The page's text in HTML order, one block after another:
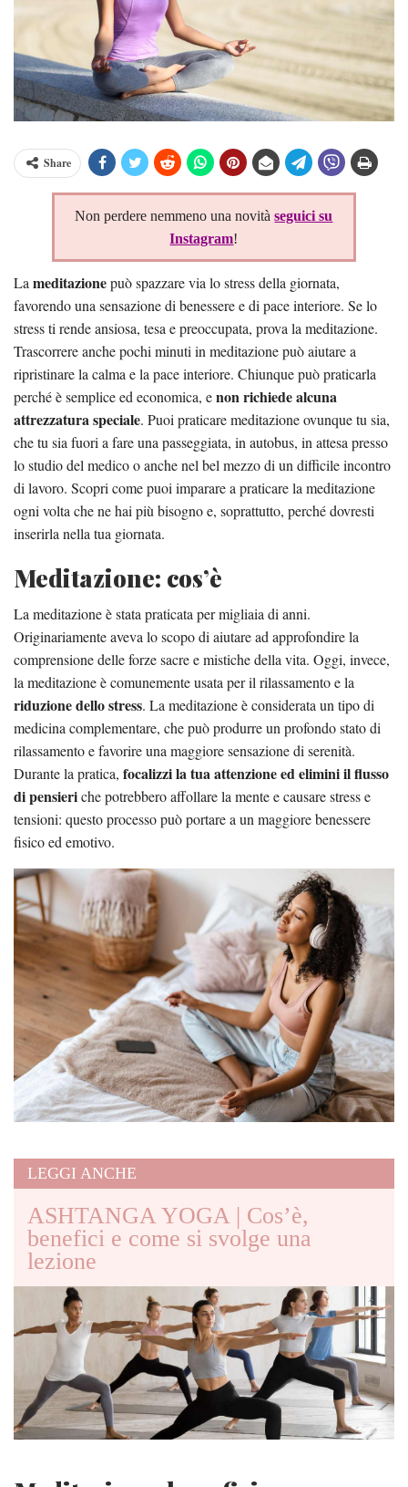
Share
Non perdere nemmeno una novitàseguici su
Instagram!
La meditazionepuò spazzare via lo stress della giornata,
favorendo una sensazione di benessere e di pace interiore. Se lo
stress ti rende ansiosa, tesa e preoccupata, prova la meditazione.
Trascorrere anche pochi minuti in meditazione può aiutare a
ripristinare la calma e la pace interiore. Chiunque può praticarla
perché è semplice ed economica, enon richiede alcuna
attrezzatura speciale. Puoi praticare meditazione ovunque tu sia,
che tu sia fuori a fare una passeggiata, in autobus, in attesa presso
lo studio del medico o anche nel bel mezzo di un difficile incontro
di lavoro. Scopri come puoi imparare a praticare la meditazione
ogni volta che ne hai più bisogno e, soprattutto, perché dovresti
inserirla nella tua giornata.
Meditazione: cos’è
La meditazione è stata praticata per migliaia di anni.
Originariamente aveva lo scopo di aiutare ad approfondire la
comprensione delle forze sacre e mistiche della vita. Oggi, invece,
la meditazione è comunemente usata per il rilassamento e la
riduzione dello stress. La meditazione è considerata un tipo di
medicina complementare, che può produrre un profondo stato di
rilassamento e favorire una maggiore sensazione di serenità.
Durante la pratica, focalizzi la tua attenzione ed elimini il flusso
di pensieriche potrebbero affollare la mente e causare stress e
tensioni: questo processo può portare a un maggiore benessere
fisico ed emotivo.
LEGGI ANCHE
ASHTANGA YOGA | Cos’è,
benefici e come si svolge una
lezione